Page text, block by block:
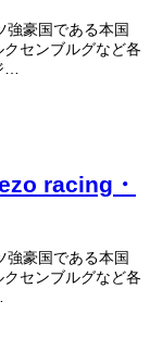
強豪国である本国
センブルグなど各
racing・
強豪国である本国
センブルグなど各